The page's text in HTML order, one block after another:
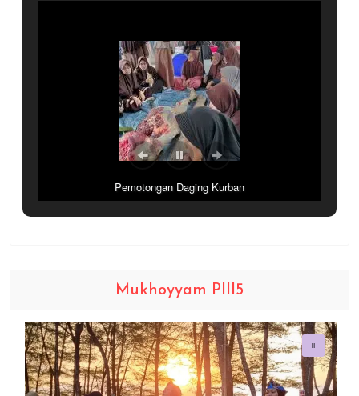
Pemotongan Daging Kurban
Mukhoyyam PIII5